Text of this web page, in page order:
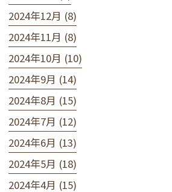
2024年12月 (8)
2024年11月 (8)
2024年10月 (10)
2024年9月 (14)
2024年8月 (15)
2024年7月 (12)
2024年6月 (13)
2024年5月 (18)
2024年4月 (15)